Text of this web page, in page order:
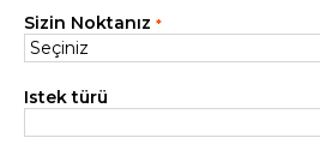
Tüm servisler
Sizin Noktanız *
Istek türü